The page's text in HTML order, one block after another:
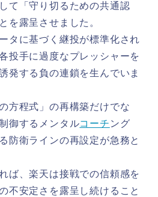
て「守り切るための共通認
を露呈させました。
タに基づく継投が標準化され
投手に過度なプレッシャーを
発する負の連鎖を生んでいま
方程式」の再構築だけでな
御するメンタルコーチ ング
防衛ラインの再設定が急務と
ば、楽天は接戦での信頼感を
不安定さを露呈し続けること